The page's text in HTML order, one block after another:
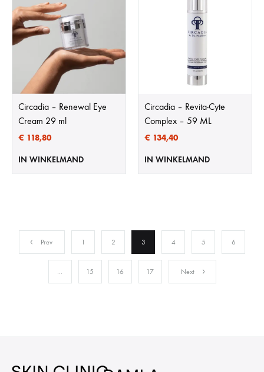
Circadia – Renewal Eye
Cream 29 ml
€ 118,80
IN WINKELMAND
Circadia – Revita-Cyte
Complex – 59 ML
€ 134,40
IN WINKELMAND
Prev 1 2 3 4 5 6
… 15 16 17 Next